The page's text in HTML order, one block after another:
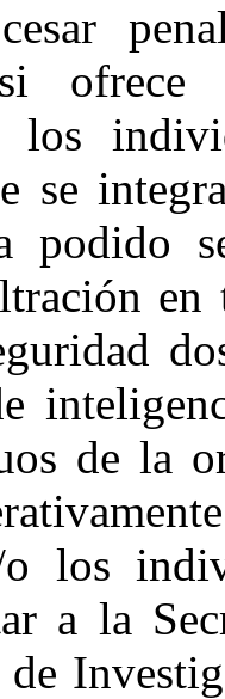
si
los
se
podido
en
de la
o los
a la